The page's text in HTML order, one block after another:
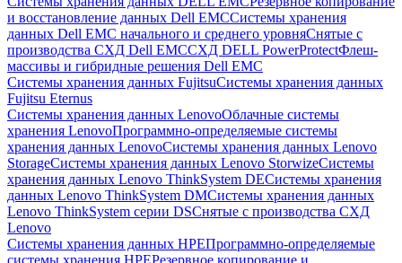
и восстановление данных Dell EMCСистемы хранения
данных Dell EMC начального и среднего уровняСнятые с
производства СХД Dell EMCСХД DELL PowerProtectФлеш-
массивы и гибридные решения Dell EMC
Системы хранения данных FujitsuСистемы хранения данных
Fujitsu Eternus
Системы хранения данных LenovoОблачные системы
хранения LenovoПрограммно-определяемые системы
хранения данных LenovoСистемы хранения данных Lenovo
StorageСистемы хранения данных Lenovo StorwizeСистемы
хранения данных Lenovo ThinkSystem DEСистемы хранения
данных Lenovo ThinkSystem DMСистемы хранения данных
Lenovo ThinkSystem серии DSСнятые с производства СХД
Lenovo
Системы хранения данных HPEПрограммно-определяемые
системы хранения HPEРезервное копирование и